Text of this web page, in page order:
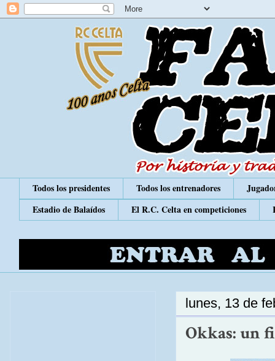
Todos los presidentes Todos los entrenadores
Estadio de Balaídos
El R.C. Celta en competiciones
lunes, 13 de
Okkas: un